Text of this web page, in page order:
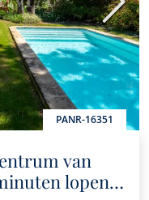
PANR-16351
van
lopen